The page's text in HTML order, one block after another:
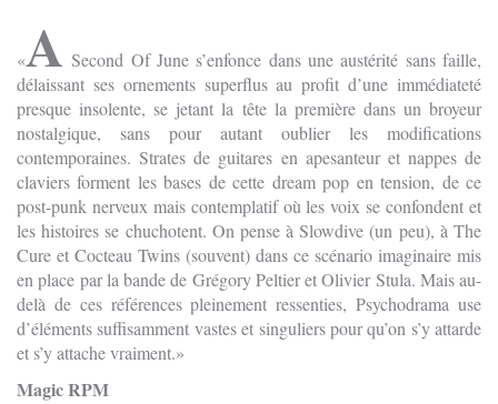
A Second Of June s’enfonce dans une austérité sans faille,
délaissant ses ornements superflus au profit d’une immédiateté
presque insolente, se jetant la tête la première dans un broyeur
nostalgique, sans pour autant oublier les modifications
contemporaines. Strates de guitares en apesanteur et nappes de
claviers forment les bases de cette dream pop en tension, de ce
post-punk nerveux mais contemplatif où les voix se confondent et
les histoires se chuchotent. On pense à Slowdive (un peu), à The
Cure et Cocteau Twins (souvent) dans ce scénario imaginaire mis
en place par la bande de Grégory Peltier et Olivier Stula. Mais au-
delà de ces références pleinement ressenties, Psychodrama use
d’éléments suffisamment vastes et singuliers pour qu’on s’y attarde
et s’y attache vraiment.
Magic RPM